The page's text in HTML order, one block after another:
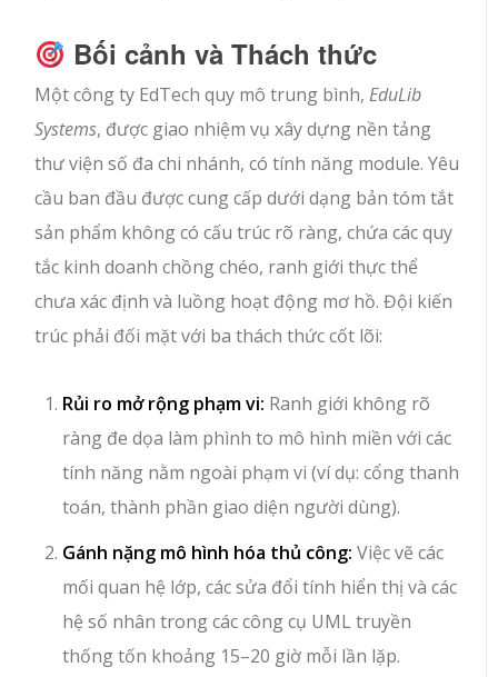
Bối cảnh và Thách thức
Một công ty EdTech quy mô trung bình,EduLib
Systems, được giao nhiệm vụ xây dựng nền tảng
thư viện số đa chi nhánh, có tính năng module. Yêu
cầu ban đầu được cung cấp dưới dạng bản tóm tắt
sản phẩm không có cấu trúc rõ ràng, chứa các quy
tắc kinh doanh chồng chéo, ranh giới thực thể
chưa xác định và luồng hoạt động mơ hồ. Đội kiến
trúc phải đối mặt với ba thách thức cốt lõi:
Rủi ro mở rộng phạm vi: Ranh giới không rõ
ràng đe dọa làm phình to mô hình miền với các
tính năng nằm ngoài phạm vi (ví dụ: cổng thanh
toán, thành phần giao diện người dùng).
Gánh nặng mô hình hóa thủ công: Việc vẽ các
mối quan hệ lớp, các sửa đổi tính hiển thị và các
hệ số nhân trong các công cụ UML truyền
thống tốn khoảng 15–20 giờ mỗi lần lặp.